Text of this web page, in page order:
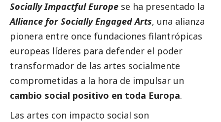
Socially Impactful Europe se ha presentado la
Alliance for Socially Engaged Arts, una alianza
pionera entre once fundaciones filantrópicas
europeas líderes para defender el poder
transformador de las artes socialmente
comprometidas a la hora de impulsar un
cambio social positivo en toda Europa.
Las artes con impacto social son